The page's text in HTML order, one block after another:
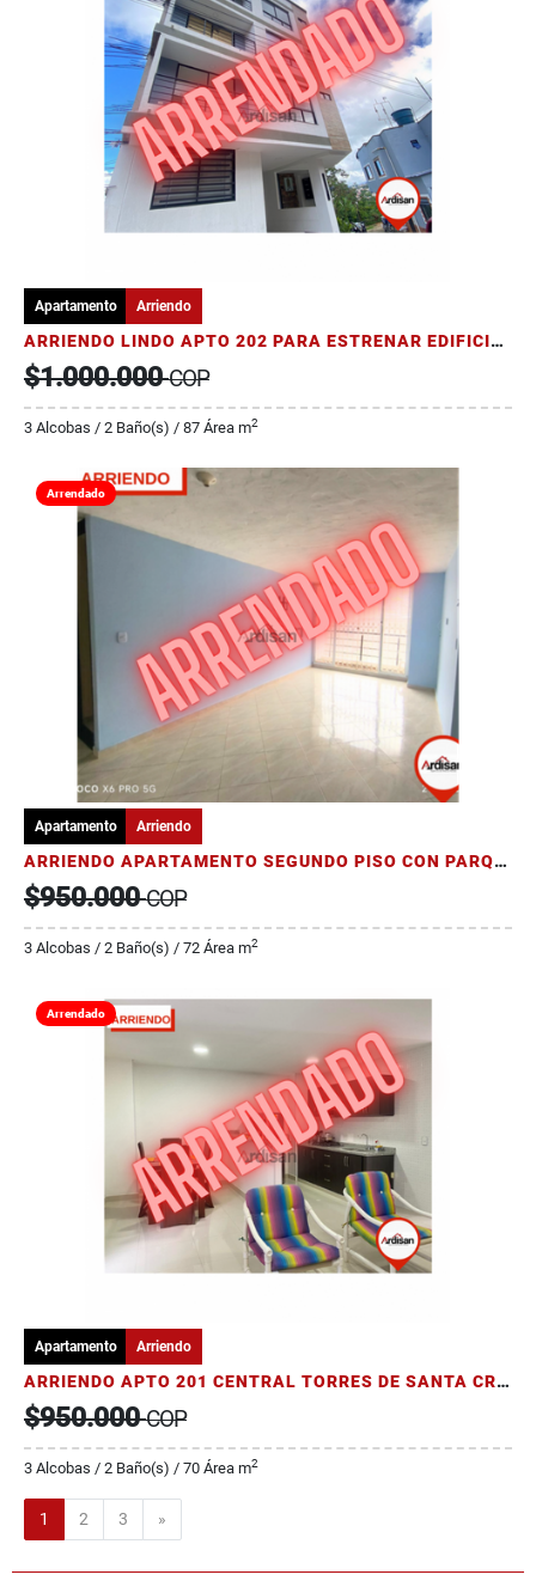
Apartamento Arriendo
ARRIENDO LINDO APTO 202 PARA ESTRENAR EDIFICIO TORRE ALCA
$1.000.000COP
3 Alcobas / 2 Baño(s) / 87 Área m2
Arrendado
Apartamento Arriendo
ARRIENDO APARTAMENTO SEGUNDO PISO CON PARQUEADERO
$950.000COP
3 Alcobas / 2 Baño(s) / 72 Área m2
Arrendado
Apartamento Arriendo
ARRIENDO APTO 201 CENTRAL TORRES DE SANTA CRUZ SIN AMOBLAR
$950.000COP
3 Alcobas / 2 Baño(s) / 70 Área m2
1 2 3 »